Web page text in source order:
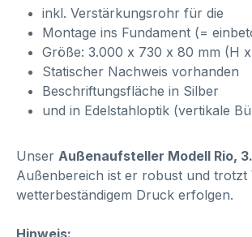
inkl. Verstärkungsrohr für die
Montage ins Fundament (=
Größe: 3.000 x 730 x 80 mm (H
Statischer Nachweis vorhanden
Beschriftungsfläche in Silber
und in Edelstahloptik (vertikale
Unser Außenaufsteller Modell Rio,
Außenbereich ist er robust und trotzt
wetterbeständigem Druck erfolgen.